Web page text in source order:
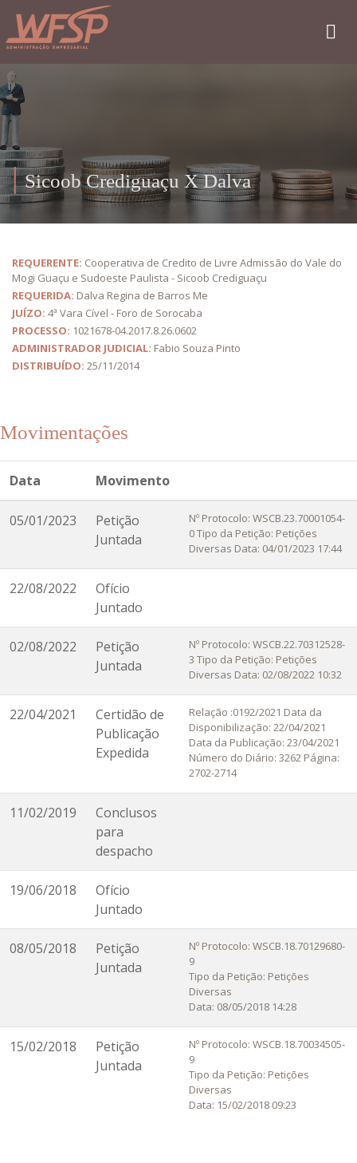
Sicoob Crediguaçu X Dalva
REQUERENTE: Cooperativa de Credito de Livre Admissão do Vale do
Mogi Guaçu e Sudoeste Paulista - Sicoob Crediguaçu
REQUERIDA: Dalva Regina de Barros Me
JUÍZO: 4ª Vara Cível - Foro de Sorocaba
PROCESSO: 1021678-04.2017.8.26.0602
ADMINISTRADOR JUDICIAL: Fabio Souza Pinto
DISTRIBUÍDO: 25/11/2014
Movimentações
Data Movimento
05/01/2023
Petição
Juntada
Nº Protocolo: WSCB.23.70001054-
0 Tipo da Petição: Petições
Diversas Data: 04/01/2023 17:44
22/08/2022
Ofício
Juntado
02/08/2022
Petição
Juntada
Nº Protocolo: WSCB.22.70312528-
3 Tipo da Petição: Petições
Diversas Data: 02/08/2022 10:32
22/04/2021
Certidão de
Publicação
Expedida
Relação :0192/2021 Data da
Disponibilização: 22/04/2021
Data da Publicação: 23/04/2021
Número do Diário: 3262 Página:
2702-2714
11/02/2019
Conclusos
para
despacho
19/06/2018
Ofício
Juntado
08/05/2018
Petição
Juntada
Nº Protocolo: WSCB.18.70129680-
9
Tipo da Petição: Petições
Diversas
Data: 08/05/2018 14:28
15/02/2018
Petição
Juntada
Nº Protocolo: WSCB.18.70034505-
9
Tipo da Petição: Petições
Diversas
Data: 15/02/2018 09:23